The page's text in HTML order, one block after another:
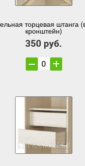
торцевая штанга
кронштейн)
350 руб.